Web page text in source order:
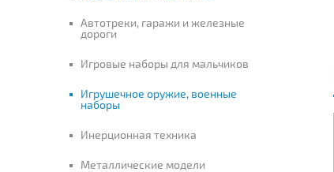
Автотреки, гаражи и железные
дороги
Игровые наборы для мальчиков
Игрушечное оружие, военные
наборы
Инерционная техника
Металлические модели